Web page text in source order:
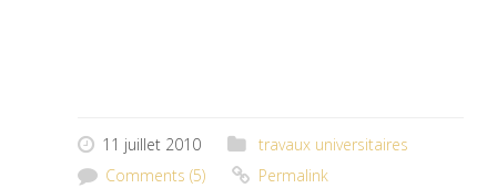
11 juillet 2010
travaux universitaires
Comments (5)
Permalink